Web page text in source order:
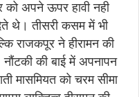
अपने ऊपर हावी नही
थे। तीसरी कसम में भी
राजकपूर ने हीरामन की
की बाई में अपनापन
मासमियत को चरम सीमा